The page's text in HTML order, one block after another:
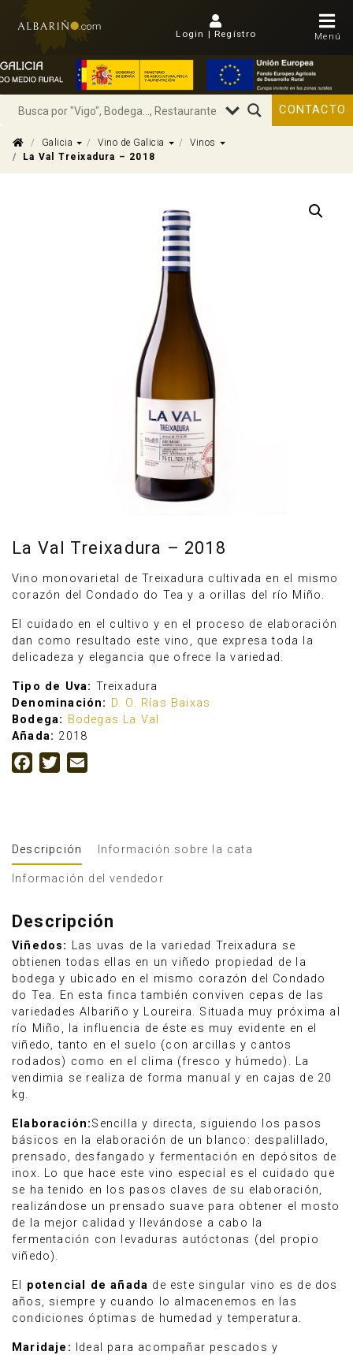
Login | Regístro Menú
CONTACTO
Galicia Dropdown
Vino de Galicia Dropdown
Vinos
Dropdown
La Val Treixadura – 2018
La Val Treixadura – 2018
Vino monovarietal de Treixadura cultivada en el mismo
corazón del Condado do Tea y a orillas del río Miño.
El cuidado en el cultivo y en el proceso de elaboración
dan como resultado este vino, que expresa toda la
delicadeza y elegancia que ofrece la variedad.
Tipo de Uva: Treixadura
Denominación: D. O. Rías Baixas
Bodega: Bodegas La Val
Añada: 2018
Facebook
Twitter
Descripción Información sobre la cata
Información del vendedor
Descripción
Viñedos: Las uvas de la variedad Treixadura se
obtienen todas ellas en un viñedo propiedad de la
bodega y ubicado en el mismo corazón del Condado
do Tea. En esta finca también conviven cepas de las
variedades Albariño y Loureira. Situada muy próxima al
río Miño, la influencia de éste es muy evidente en el
viñedo, tanto en el suelo (con arcillas y cantos
rodados) como en el clima (fresco y húmedo). La
vendimia se realiza de forma manual y en cajas de 20
kg.
Elaboración:Sencilla y directa, siguiendo los pasos
básicos en la elaboración de un blanco: despalillado,
prensado, desfangado y fermentación en depósitos de
inox. Lo que hace este vino especial es el cuidado que
se ha tenido en los pasos claves de su elaboración,
realizándose un prensado suave para obtener el mosto
de la mejor calidad y llevándose a cabo la
fermentación con levaduras autóctonas (del propio
viñedo).
El potencial de añada de este singular vino es de dos
años, siempre y cuando lo almacenemos en las
condiciones óptimas de humedad y temperatura.
Maridaje:
Ideal para acompañar pescados y